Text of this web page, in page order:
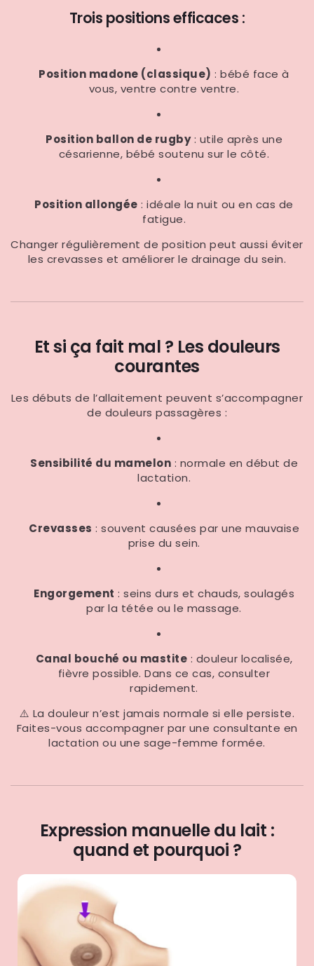
Trois positions efficaces :
Position madone (classique) : bébé face à
vous, ventre contre ventre.
Position ballon de rugby: utile après une
césarienne, bébé soutenu sur le côté.
Position allongée : idéale la nuit ou en cas de
fatigue.
Changer régulièrement de position peut aussi éviter
les crevasses et améliorer le drainage du sein.
Et si ça fait mal ? Les douleurs
courantes
Les débuts de l’allaitement peuvent s’accompagner
de douleurs passagères :
Sensibilité du mamelon : normale en début de
lactation.
Crevasses : souvent causées par une mauvaise
prise du sein.
Engorgement : seins durs et chauds, soulagés
par la tétée ou le massage.
Canal bouché ou mastite : douleur localisée,
fièvre possible. Dans ce cas, consulter
rapidement.
⚠️ La douleur n’est jamais normale si elle persiste.
Faites-vous accompagner par une consultante en
lactation ou une sage-femme formée.
Expression manuelle du lait :
quand et pourquoi ?